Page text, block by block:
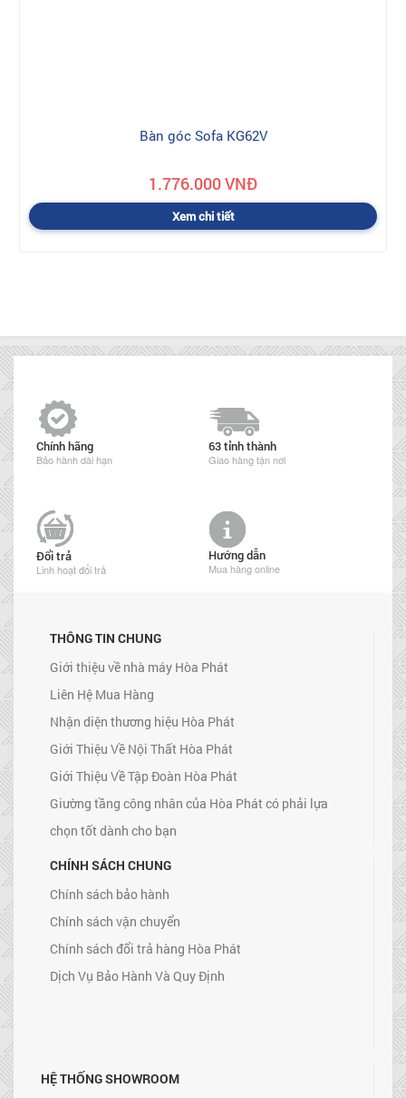
Bàn góc Sofa KG62V
1.776.000 VNĐ
Xem chi tiết
Chính hãng
Bảo hành dài hạn
63 tỉnh thành
Giao hàng tận nơi
Đổi trả
Linh hoạt đổi trả
Hướng dẫn
Mua hàng online
THÔNG TIN CHUNG
Giới thiệu về nhà máy Hòa Phát
Liên Hệ Mua Hàng
Nhận diện thương hiệu Hòa Phát
Giới Thiệu Về Nội Thất Hòa Phát
Giới Thiệu Về Tập Đoàn Hòa Phát
Giường tầng công nhân của Hòa Phát có phải lựa
chọn tốt dành cho bạn
CHÍNH SÁCH CHUNG
Chính sách bảo hành
Chính sách vận chuyển
Chính sách đổi trả hàng Hòa Phát
Dịch Vụ Bảo Hành Và Quy Định
HỆ THỐNG SHOWROOM